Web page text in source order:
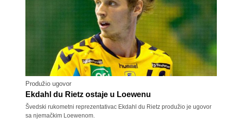
Produžio ugovor
Ekdahl du Rietz ostaje u Loewenu
Švedski rukometni reprezentativac Ekdahl du Rietz produžio je ugovor
sa njemačkim Loewenom.